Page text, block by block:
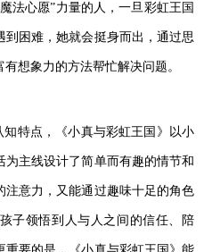
法心愿”力量的人，一旦彩虹王国
到困难，她就会挺身而出，通过思
想象力的方法帮忙解决问题。
特点，《小真与彩虹王国》以小
主线设计了简单而有趣的情节和
注意力，又能通过趣味十足的角色
子领悟到人与人之间的信任、陪